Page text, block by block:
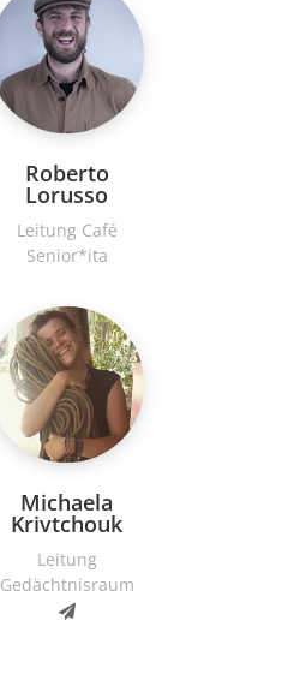
Roberto
Lorusso
Leitung Café
Senior*ita
Michaela
Krivtchouk
Leitung
Gedächtnisraum